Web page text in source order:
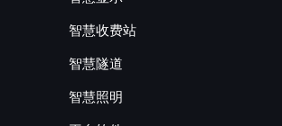
智慧收费站
智慧隧道
智慧照明